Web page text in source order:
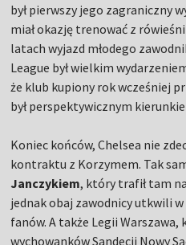
był pierwszy jego zagraniczny
miał okazję trenować z
latach wyjazd młodego
League był wielkim
że klub kupiony rok wcześniej
był perspektywicznym
Koniec końców, Chelsea nie
kontraktu z Korzymem. Tak
Janczykiem, który trafił tam
jednak obaj zawodnicy utkwili
fanów. A także Legii Warszawa,
wychowanków Sandecji Nowy